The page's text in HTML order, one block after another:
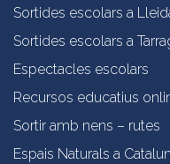
Sortides escolars a
Sortides escolars a
Espectacles escolars
Recursos educatius
Sortir amb nens – rutes
Espais Naturals a